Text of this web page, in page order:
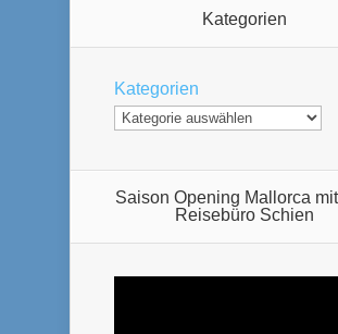
Kategorien
Kategorien
Saison Opening Mallorca
Reisebüro Schien